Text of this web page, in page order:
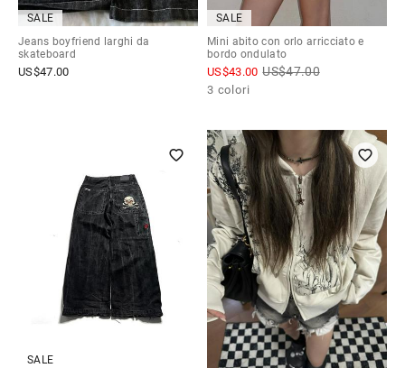
SALE
Jeans boyfriend larghi da
skateboard
US$47.00
SALE
Mini abito con orlo arricciato e
bordo ondulato
US$43.00 US$47.00
3 colori
SALE